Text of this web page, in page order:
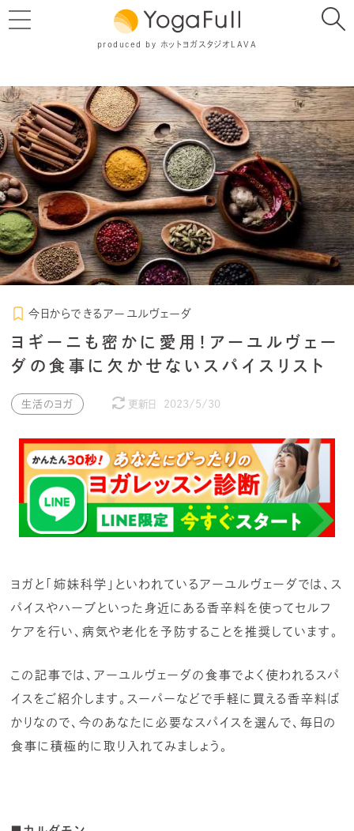
produced by ホットヨガスタジオLAVA
今日からできるアーユルヴェーダ
ヨギーニも密かに愛用！アーユルヴェー
ダの食事に欠かせないスパイスリスト
生活のヨガ 更新日 2023/5/30
ヨガと「姉妹科学」といわれているアーユルヴェーダでは、ス
パイスやハーブといった身近にある香辛料を使ってセルフ
ケアを行い、病気や老化を予防することを推奨しています。
この記事では、アーユルヴェーダの食事でよく使われるスパ
イスをご紹介します。スーパーなどで手軽に買える香辛料ば
かりなので、今のあなたに必要なスパイスを選んで、毎日の
食事に積極的に取り入れてみましょう。